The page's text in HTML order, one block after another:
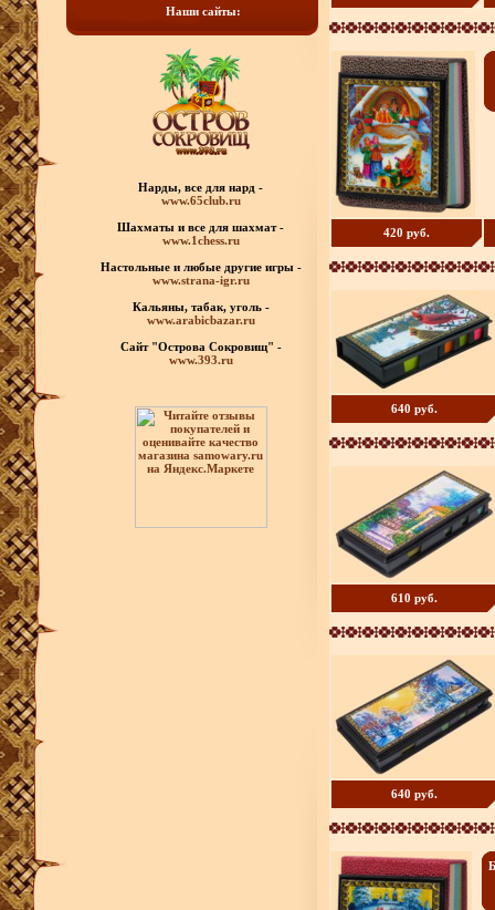
Наши сайты:
Нарды, все для нард -
www.65club.ru
Шахматы и все для шахмат -
www.1chess.ru
Настольные и любые другие игры -
www.strana-igr.ru
Кальяны, табак, уголь -
www.arabicbazar.ru
Сайт "Острова Сокровищ" -
www.393.ru
420 руб.
640 руб.
610 руб.
640 руб.